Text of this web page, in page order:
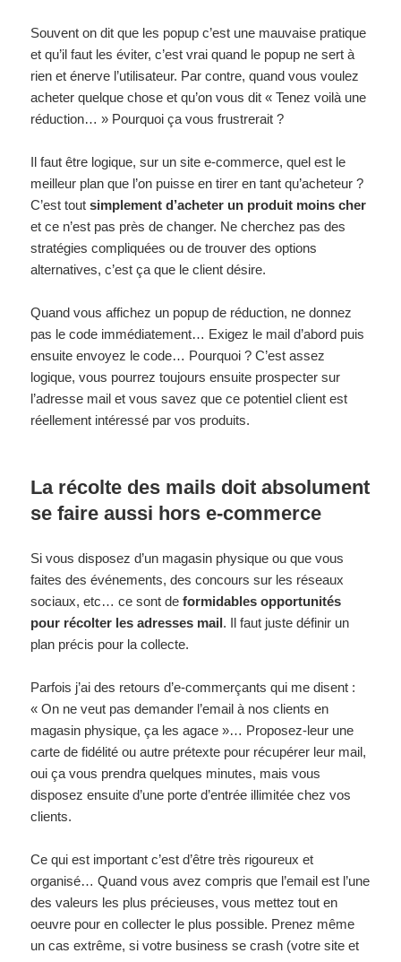
Souvent on dit que les popup c’est une mauvaise pratique
et qu’il faut les éviter, c’est vrai quand le popup ne sert à
rien et énerve l’utilisateur. Par contre, quand vous voulez
acheter quelque chose et qu’on vous dit « Tenez voilà une
réduction… » Pourquoi ça vous frustrerait ?
Il faut être logique, sur un site e-commerce, quel est le
meilleur plan que l’on puisse en tirer en tant qu’acheteur ?
C’est toutsimplement d’acheter un produit moins cher
et ce n’est pas près de changer. Ne cherchez pas des
stratégies compliquées ou de trouver des options
alternatives, c’est ça que le client désire.
Quand vous affichez un popup de réduction, ne donnez
pas le code immédiatement… Exigez le mail d’abord puis
ensuite envoyez le code… Pourquoi ? C’est assez
logique, vous pourrez toujours ensuite prospecter sur
l’adresse mail et vous savez que ce potentiel client est
réellement intéressé par vos produits.
La récolte des mails doit absolument
se faire aussi hors e-commerce
Si vous disposez d’un magasin physique ou que vous
faites des événements, des concours sur les réseaux
sociaux, etc… ce sont deformidables opportunités
pour récolter les adresses mail. Il faut juste définir un
plan précis pour la collecte.
Parfois j’ai des retours d’e-commerçants qui me disent :
« On ne veut pas demander l’email à nos clients en
magasin physique, ça les agace »… Proposez-leur une
carte de fidélité ou autre prétexte pour récupérer leur mail,
oui ça vous prendra quelques minutes, mais vous
disposez ensuite d’une porte d’entrée illimitée chez vos
clients.
Ce qui est important c’est d’être très rigoureux et
organisé… Quand vous avez compris que l’email est l’une
des valeurs les plus précieuses, vous mettez tout en
oeuvre pour en collecter le plus possible. Prenez même
un cas extrême, si votre business se crash (votre site et